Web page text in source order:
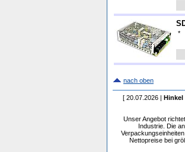
*
nach oben
[ 20.07.2026 | Hinkel
Unser Angebot
Industrie. Die
Nettopreise bei